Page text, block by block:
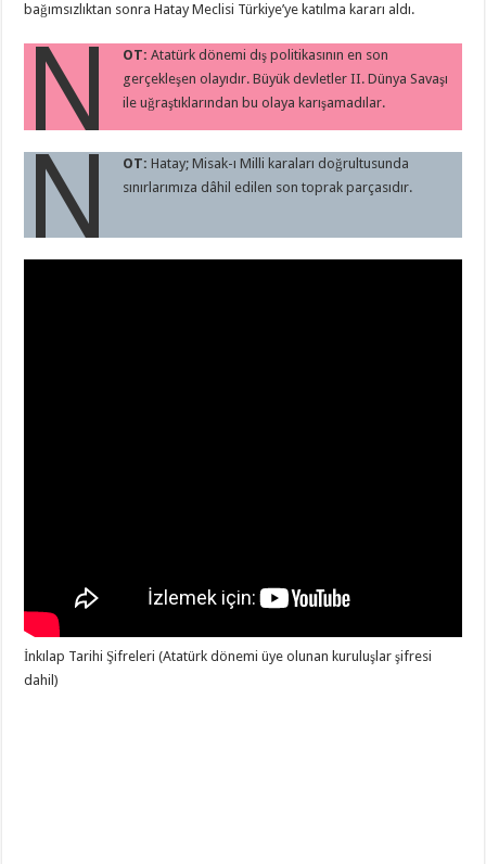
bağımsızlıktan sonra Hatay Meclisi Türkiye’ye katılma kararı aldı.
N OT: Atatürk dönemi dış politikasının en son
gerçekleşen olayıdır. Büyük devletler II. Dünya Savaşı
ile uğraştıklarından bu olaya karışamadılar.
N OT:Hatay; Misak-ı Milli karaları doğrultusunda
sınırlarımıza dâhil edilen son toprak parçasıdır.
İnkılap Tarihi Şifreleri (Atatürk dönemi üye olunan kuruluşlar şifresi
dahil)